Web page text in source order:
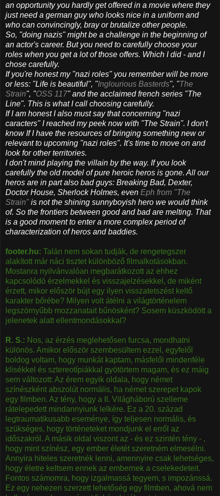
an opportunity you hardly get offered in a movie where they
just need a german guy who looks nice in a uniform​ and
who can convincingly, bray or brutalize​ other people.
So, "doing nazis" might be a challenge in the beginning of
an actor's career. But you need to carefully choose your
roles when you get a lot of those offers. Which I did - and I
chose carefully.
If you're honest my "nazi roles" you remember will be more
or less: "Life is beautiful", "Inglourious Basterds", "The
Strain", "OSS 117" and the acclaimed french series "The
Line". This is what I call choosing carefully.
If I am honest I also must say that concerning "nazi
caracters" I reached my peek now with "The Strain". I don't
know If I have the resources of bringing something new or
relevant to upcoming "nazi roles". It's time to move on and
look for other territories.
I don't mind playing the villain by the way. If you look
carefully the old model of pure heroic heros is gone. All our
heros are in part also bad guys: Breaking Bad, Dexter,
Doctor House, Sherlock Holmes, even Eph from "The
Strain" is not the shining sunnyboyish hero we would think
of. So the frontiers between good and bad are melting. That
is a good moment to enter a more complex period of
characterization of heros and baddies.
footer.hu: Talán nem sokan tudják, de rengetegszer
alakított már náci tisztet különböző filmalkotásokban.
Mostanra nyilvánvalóan megbarátkozott az ehhez
kapcsolódó érzelmekkel és visszajelzésekkel, de miként
érzett, mikor először bújt egy ilyen visszatetszést keltő
karakter bőrébe? Milyen volt átélni a világtörténelem
legszörnyűbb mozzanatait bűnösként? Sosem küszködött a
jelenetek alatt ellentmondásokkal?
R. S.: Nos, az érzés meglehetősen furcsa, mondhatni
különös. Amikor először szembesültem ezzel, egyfelől
boldog voltam, hogy munkát kaptam, másfelől mindenféle
klisékkel és sztereotípiákkal gyötörtem magam, és ez máig
sem változott: Az érem egyik oldala, hogy német
színészként abszolút normális, ha német szerepet kapok
egy filmben. Az tény, hogy a II. Világháború szelleme
rátelepedett mindannyiunk lelkére. Ez a 20. század
legtraumatikusabb eseménye, így teljesen normális, és
szükséges, hogy történeteket mondjunk el erről az
időszakról. A másik oldal viszont az - és ez szintén tény - ,
hogy mint színész, egy ember életét szeretném elmesélni.
Annyira hiteles szeretnék lenni, amennyire csak lehetséges,
hogy életre keltsem ennek az embernek a cselekedeteit.
Fontos számomra, hogy izgalmassá tegyem, s impozánssá.
Ez egy nehezen szerzett lehetőség egy filmben, ahová nem